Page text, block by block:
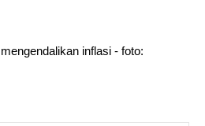
inflasi - foto: